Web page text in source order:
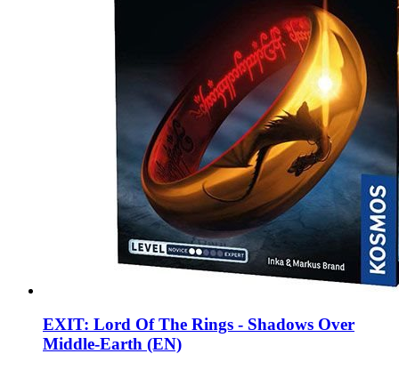
EXIT: Lord Of The Rings - Shadows Over
Middle-Earth (EN)